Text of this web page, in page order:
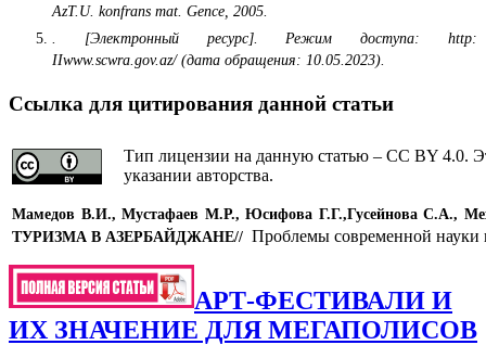
AzT.U. konfrans mat. Gence, 2005.
. [Электронный ресурс]. Режим доступа: http:
IIwww.scwra.gov.az/ (дата обращения: 10.05.2023).
Ссылка для цитирования данной статьи
Тип лицензии на данную статью – CC BY 4.0.
указании авторства.
Мамедов В.И., Мустафаев М.Р., Юсифова Г.Г.,Гусейнова С.А.,
ТУРИЗМА В АЗЕРБАЙДЖАНЕ// Проблемы современной
АРТ-ФЕСТИВАЛИ И
ИХ ЗНАЧЕНИЕ ДЛЯ МЕГАПОЛИСОВ